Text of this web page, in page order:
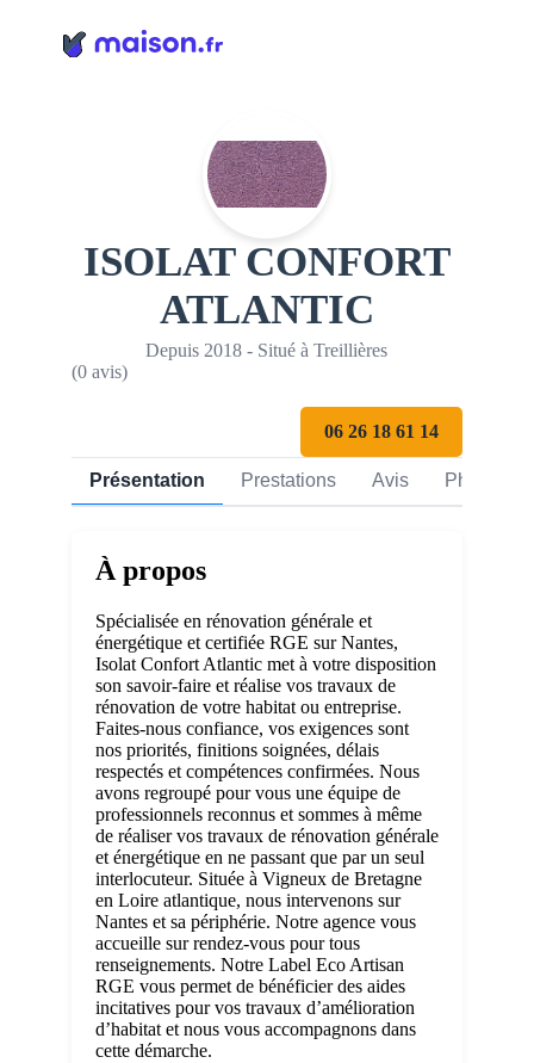
ISOLAT CONFORT
ATLANTIC
Depuis 2018 - Situé à Treillières
(0 avis)
06 26 18 61 14
Présentation Prestations Avis Photos
À propos
Spécialisée en rénovation générale et
énergétique et certifiée RGE sur Nantes,
Isolat Confort Atlantic met à votre disposition
son savoir-faire et réalise vos travaux de
rénovation de votre habitat ou entreprise.
Faites-nous confiance, vos exigences sont
nos priorités, finitions soignées, délais
respectés et compétences confirmées. Nous
avons regroupé pour vous une équipe de
professionnels reconnus et sommes à même
de réaliser vos travaux de rénovation générale
et énergétique en ne passant que par un seul
interlocuteur. Située à Vigneux de Bretagne
en Loire atlantique, nous intervenons sur
Nantes et sa périphérie. Notre agence vous
accueille sur rendez-vous pour tous
renseignements. Notre Label Eco Artisan
RGE vous permet de bénéficier des aides
incitatives pour vos travaux d’amélioration
d’habitat et nous vous accompagnons dans
cette démarche.